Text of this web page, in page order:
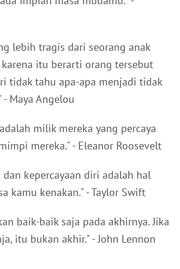
lebih tragis dari seorang anak
itu berarti orang tersebut
tidak tahu apa-apa menjadi tidak
- Maya Angelou
milik mereka yang percaya
mereka." - Eleanor Roosevelt
dan kepercayaan diri adalah hal
kamu kenakan." - Taylor Swift
baik-baik saja pada akhirnya. Jika
itu bukan akhir." - John Lennon